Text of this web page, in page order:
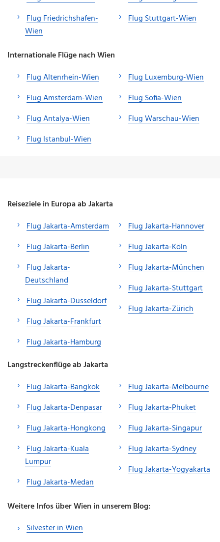
Flug Friedrichshafen-
Wien
Flug Stuttgart-Wien
Internationale Flüge nach Wien
Flug Altenrhein-Wien
Flug Amsterdam-Wien
Flug Antalya-Wien
Flug Istanbul-Wien
Flug Luxemburg-Wien
Flug Sofia-Wien
Flug Warschau-Wien
Reiseziele in Europa ab Jakarta
Flug Jakarta-Amsterdam
Flug Jakarta-Berlin
Flug Jakarta-
Deutschland
Flug Jakarta-Düsseldorf
Flug Jakarta-Frankfurt
Flug Jakarta-Hamburg
Flug Jakarta-Hannover
Flug Jakarta-Köln
Flug Jakarta-München
Flug Jakarta-Stuttgart
Flug Jakarta-Zürich
Langstreckenflüge ab Jakarta
Flug Jakarta-Bangkok
Flug Jakarta-Denpasar
Flug Jakarta-Hongkong
Flug Jakarta-Kuala
Lumpur
Flug Jakarta-Medan
Flug Jakarta-Melbourne
Flug Jakarta-Phuket
Flug Jakarta-Singapur
Flug Jakarta-Sydney
Flug Jakarta-Yogyakarta
Weitere Infos über Wien in unserem Blog:
Silvester in Wien